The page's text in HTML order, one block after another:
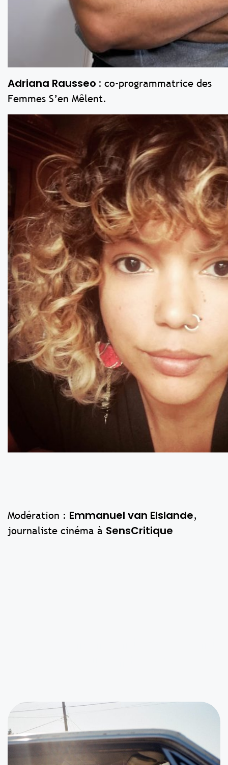
Adriana Rausseo : co-programmatrice des
Femmes S’en Mêlent.
Modération : Emmanuel van Elslande,
journaliste cinéma à SensCritique